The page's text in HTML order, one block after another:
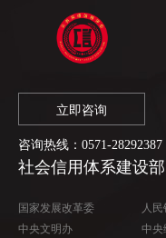
立即咨询
咨询热线： 0571-28292387
社会信用体系建设
国家发展改革委
中央文明办
人
中央